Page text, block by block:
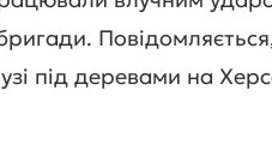
під деревами на